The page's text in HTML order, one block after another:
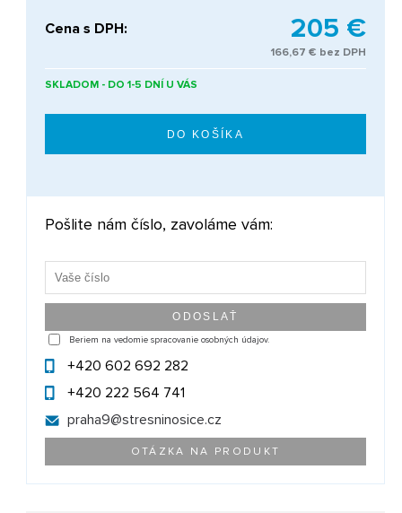
Cena s DPH: 205 €
166,67 € bez DPH
SKLADOM - DO 1-5 DNÍ U VÁS
Pošlite nám číslo, zavoláme vám:
Beriem na vedomie spracovanie osobných údajov.
+420 602 692 282
+420 222 564 741
praha9@stresninosice.cz
OTÁZKA NA PRODUKT